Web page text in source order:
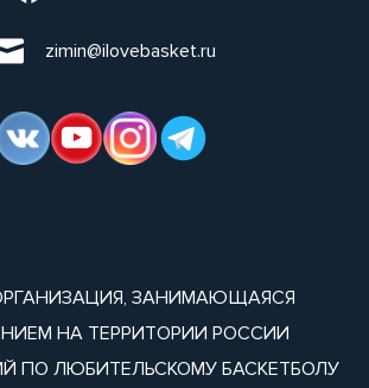
zimin@ilovebasket.ru
ЗАНИМАЮЩАЯСЯ
НА ТЕРРИТОРИИ РОССИИ
ПО ЛЮБИТЕЛЬСКОМУ БАСКЕТБОЛУ